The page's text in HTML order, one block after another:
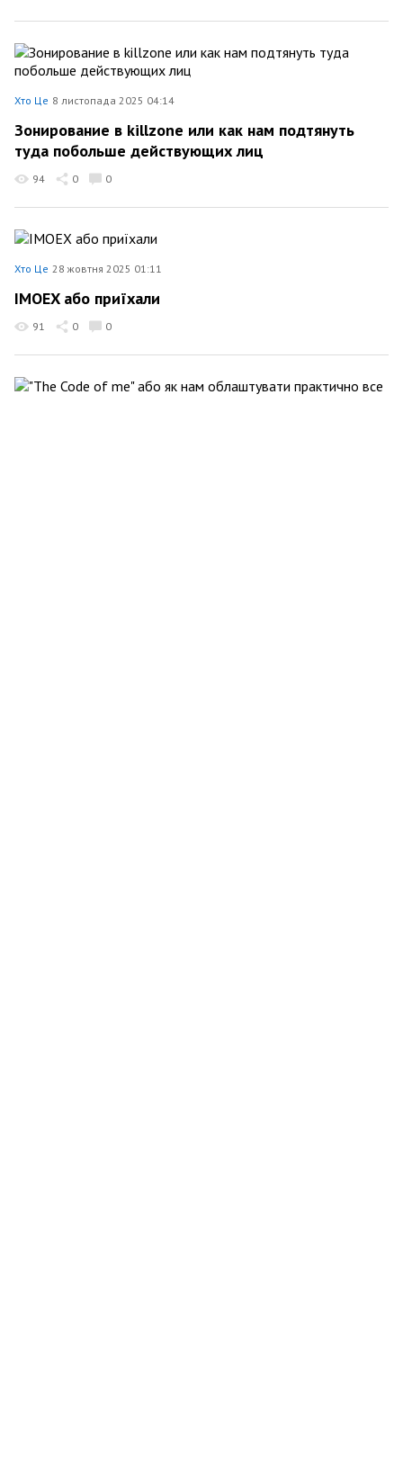
Хто Це 8 листопада 2025 04:14
Зонирование в killzone или как нам подтянуть
туда побольше действующих лиц
94 0 0
Хто Це 28 жовтня 2025 01:11
IMOEX або приїхали
91 0 0